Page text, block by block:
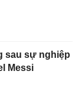
sau sự nghiệp
Messi